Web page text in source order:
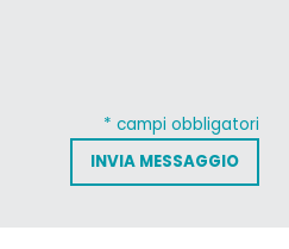
* campi obbligatori